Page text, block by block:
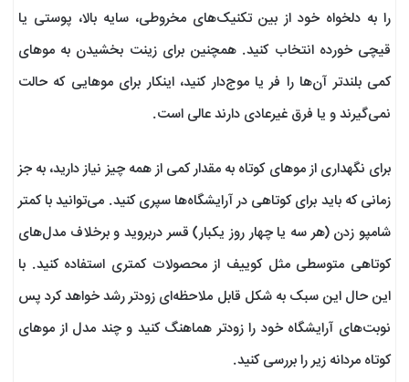
را به دلخواه خود از بین تکنیک‌های مخروطی، سایه بالا، پوستی یا
قیچی خورده انتخاب کنید. همچنین برای زینت بخشیدن به موهای
کمی بلندتر آن‌ها را فر یا موج‌دار کنید، اینکار برای موهایی که حالت
نمی‌گیرند و یا فرق غیرعادی دارند عالی است.
برای نگهداری از موهای کوتاه به مقدار کمی از همه چیز نیاز دارید، به جز
زمانی که باید برای کوتاهی در آرایشگاه‌ها سپری کنید. می‌توانید با کمتر
شامپو زدن (هر سه یا چهار روز یکبار) قسر دربروید و برخلاف مدل‌های
کوتاهی متوسطی مثل کوییف از محصولات کمتری استفاده کنید. با
این حال این سبک به شکل قابل ملاحظه‌ای زودتر رشد خواهد کرد پس
نوبت‌های آرایشگاه خود را زودتر هماهنگ کنید و چند مدل از موهای
کوتاه مردانه زیر را بررسی کنید.